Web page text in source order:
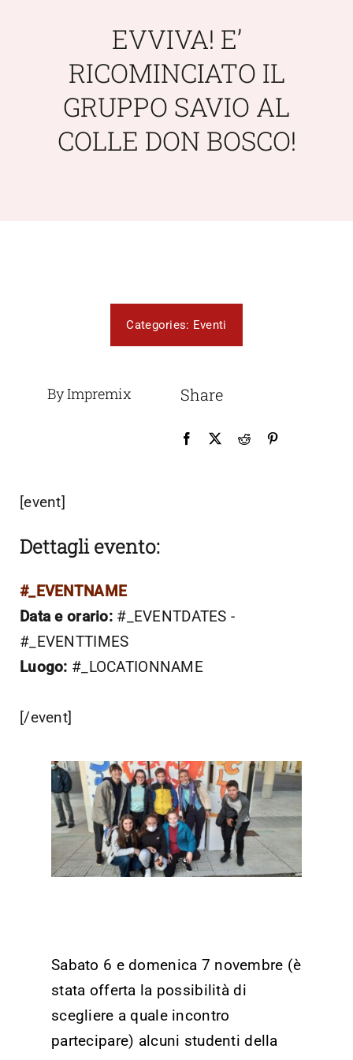
Documentazione
EVVIVA! E’
RICOMINCIATO IL
GRUPPO SAVIO AL
COLLE DON BOSCO!
Categories: Eventi
By Impremix Share
[event]
Dettagli evento:
#_EVENTNAME
Data e orario: #_EVENTDATES -
#_EVENTTIMES
Luogo: #_LOCATIONNAME
[/event]
Sabato 6 e domenica 7 novembre (è
stata offerta la possibilità di
scegliere a quale incontro
partecipare) alcuni studenti della